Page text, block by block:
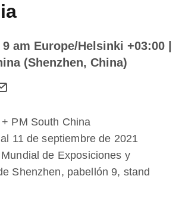
9 am Europe/Helsinki +03:00
(Shenzhen, China)
PM South China
11 de septiembre de 2021
de Exposiciones y
Shenzhen, pabellón 9, stand